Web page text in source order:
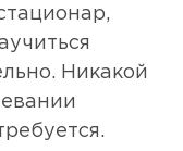
Никакой